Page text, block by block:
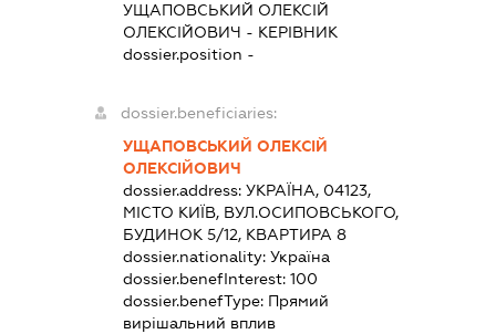
УЩАПОВСЬКИЙ ОЛЕКСІЙ
ОЛЕКСІЙОВИЧ - КЕРІВНИК
dossier.position -
dossier.beneficiaries:
УЩАПОВСЬКИЙ ОЛЕКСІЙ
ОЛЕКСІЙОВИЧ
dossier.address:УКРАЇНА, 04123,
МІСТО КИЇВ, ВУЛ.ОСИПОВСЬКОГО,
БУДИНОК 5/12, КВАРТИРА 8
dossier.nationality:Україна
dossier.benefInterest:100
dossier.benefType: Прямий
вирішальний вплив